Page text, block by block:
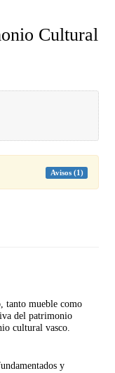
Cultural
Avisos (1)
tanto mueble como
del patrimonio
cultural vasco.
y